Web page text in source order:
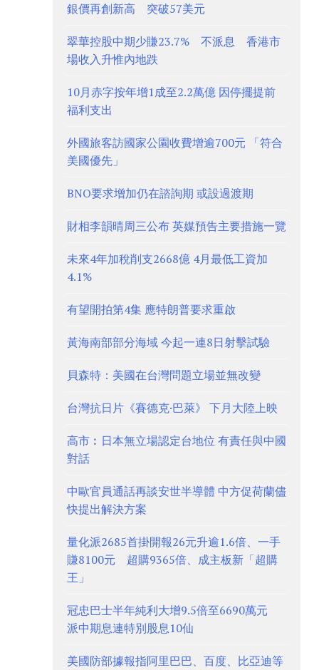
銀價再創新高 突破57美元
翠華控股中期少賺23.7% 不派息 香港市
場收入升惟內地跌
10月赤字按年增1成至2.2萬億 因停擺提前
福利支出
外國旅客訪國家公園收費增逾700元 「符合
美國優先」
BNO要求增加仍在諮詢期 或設過渡期
財相李韻晴周三公布 英媒預告主要措施一覽
未來4年加稅削支2668億 4月最低工資加
4.1%
有望開拍第4集 應特朗普要求重啟
黃海南部部分海域 今起一連8日射擊試驗
貝森特：美國在台灣問題立場並無改變
台灣抗日片《賽德克·巴萊》 下月大陸上映
高市︰日本無立場認定台地位 有責任與中國
對話
中歐官員通話再談安世半導體 中方促荷蘭儘
快提出解決方案
量化派2685首掛開報26元升逾1.6倍、一手
賺8100元 超購9365倍、成主板新「超購
王」
冠忠巴士半年純利大增9.5倍至6690萬元
派中期息連特別股息10仙
美國防部據報指阿里巴巴、百度、比亞迪等